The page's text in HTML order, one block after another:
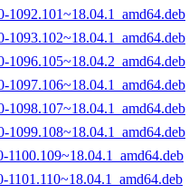
1092.101~18.04.1_amd64.deb
1093.102~18.04.1_amd64.deb
1096.105~18.04.2_amd64.deb
1097.106~18.04.1_amd64.deb
1098.107~18.04.1_amd64.deb
1099.108~18.04.1_amd64.deb